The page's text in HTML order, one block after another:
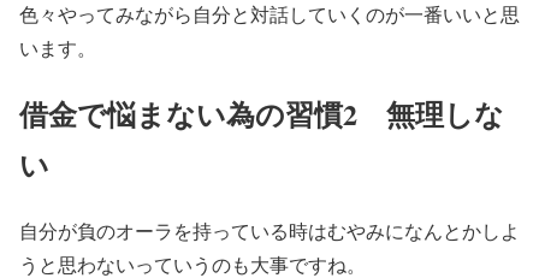
色々やってみながら自分と対話していくのが一番いいと思
います。
借金で悩まない為の習慣2 無理しな
い
自分が負のオーラを持っている時はむやみになんとかしよ
うと思わないっていうのも大事ですね。